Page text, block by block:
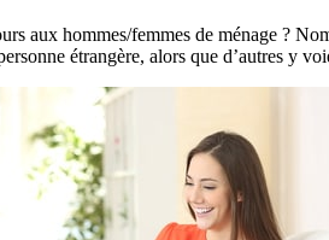
aux hommes/femmes de ménage ?
étrangère, alors que d’autres y